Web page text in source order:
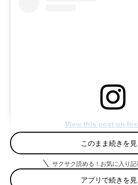
View this post on
このまま続きを
サクサク読める！お気に入り
アプリで続きを